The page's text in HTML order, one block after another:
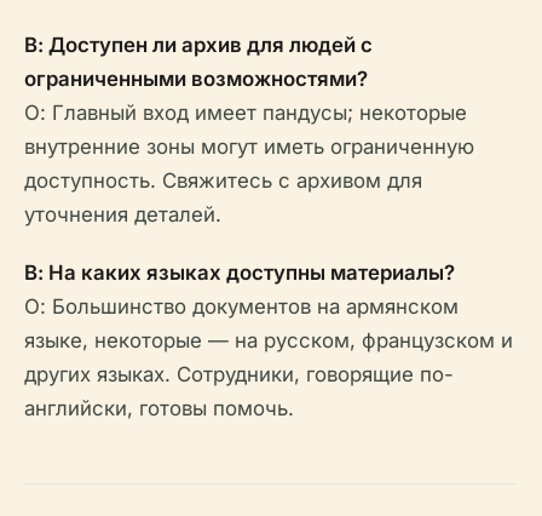
В: Доступен ли архив для людей с
ограниченными возможностями?
О: Главный вход имеет пандусы; некоторые
внутренние зоны могут иметь ограниченную
доступность. Свяжитесь с архивом для
уточнения деталей.
В: На каких языках доступны материалы?
О: Большинство документов на армянском
языке, некоторые — на русском, французском и
других языках. Сотрудники, говорящие по-
английски, готовы помочь.